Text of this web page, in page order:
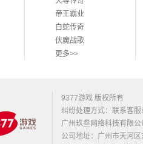
帝王霸业
白蛇传奇
伏魔战歌
更多>>
9377游戏 版权所有
纠纷处理方式：联系客服
广州玖叁网络科技有限
公司地址：广州市天河